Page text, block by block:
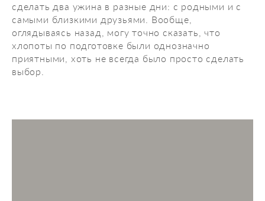
сделать два ужина в разные дни: с родными и с
самыми близкими друзьями. Вообще,
оглядываясь назад, могу точно сказать, что
хлопоты по подготовке были однозначно
приятными, хоть не всегда было просто сделать
выбор.